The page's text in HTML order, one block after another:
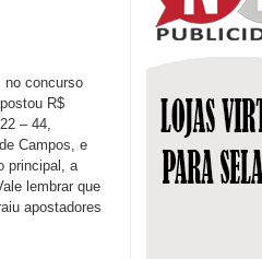
no concurso
R$
– 44,
Campos, e
principal, a
lembrar que
apostadores